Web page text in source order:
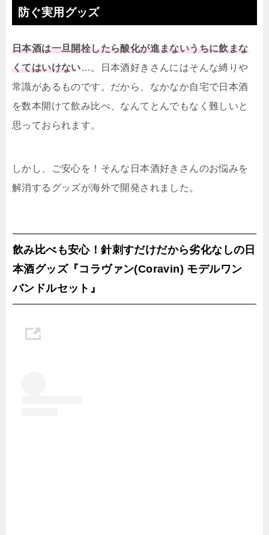
防ぐ実用グッズ
日本酒は一旦開栓したら酸化が進まないうちに飲まな
くてはいけない…。日本酒好きさんにはそんな縛りや
常識があるものです。だから、なかなか自宅で日本酒
を数本開けて飲み比べ、なんてとんでもなく難しいと
思っておられます。
しかし、ご安心を！そんな日本酒好きさんのお悩みを
解消するグッズが海外で開発されました。
飲み比べも安心！針刺すだけだから劣化なしの日
本酒グッズ『コラヴァン(Coravin) モデルワン
バンドルセット』